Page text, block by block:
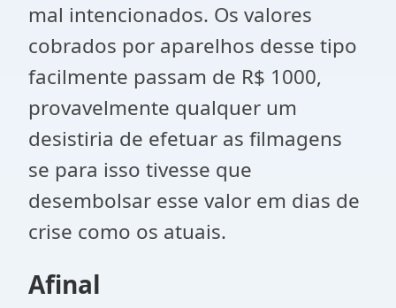
mal intencionados. Os valores
cobrados por aparelhos desse tipo
facilmente passam de R$ 1000,
provavelmente qualquer um
desistiria de efetuar as filmagens
se para isso tivesse que
desembolsar esse valor em dias de
crise como os atuais.
Afinal